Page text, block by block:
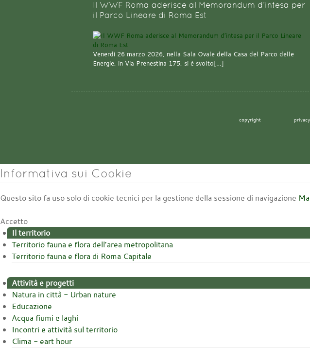
Il WWF Roma aderisce al Memorandum d’intesa per
il Parco Lineare di Roma Est
Venerdì 26 marzo 2026, nella Sala Ovale della Casa del Parco delle
Energie, in Via Prenestina 175, si è svolto[…]
copyright privacy
Informativa sui Cookie
Questo sito fa uso solo di cookie tecnici per la gestione della sessione di navigazione
Accetto
Il territorio
Territorio fauna e flora dell’area metropolitana
Territorio fauna e flora di Roma Capitale
Attività e progetti
Natura in città - Urban nature
Educazione
Acqua fiumi e laghi
Incontri e attività sul territorio
Clima - eart hour